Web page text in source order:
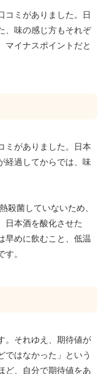
コミがありました。日
、味の感じ方もそれぞ
マイナスポイントだと
ミがありました。日本
経過してからでは、味
殺菌していないため、
日本酒を酸化させた
早めに飲むこと、低温
。
。それゆえ、期待値が
ではなかった」という
ど、自分で期待値をあ